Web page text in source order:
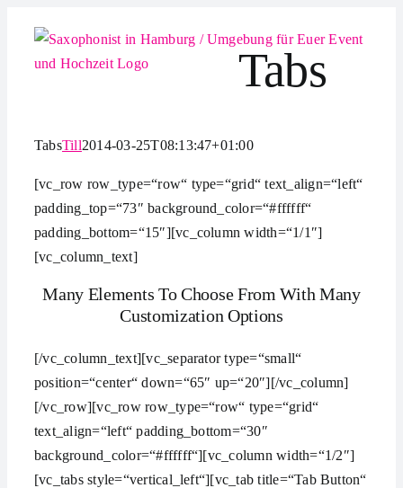
Inhalt
springen
Tabs
TabsTill2014-03-25T08:13:47+01:00
[vc_row row_type=“row“ type=“grid“ text_align=“left“
padding_top=“73″ background_color=“#ffffff“
padding_bottom=“15″][vc_column width=“1/1″]
[vc_column_text]
Many Elements To Choose From With Many
Customization Options
[/vc_column_text][vc_separator type=“small“
position=“center“ down=“65″ up=“20″][/vc_column]
[/vc_row][vc_row row_type=“row“ type=“grid“
text_align=“left“ padding_bottom=“30″
background_color=“#ffffff“][vc_column width=“1/2″]
[vc_tabs style=“vertical_left“][vc_tab title=“Tab Button“